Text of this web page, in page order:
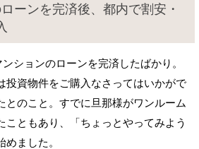
ーンを完済後、都内で割安・
ションのローンを完済したばかり。
投資物件をご購入なさってはいかがで
とのこと。すでに旦那様がワンルーム
こともあり、「ちょっとやってみよう
ました。